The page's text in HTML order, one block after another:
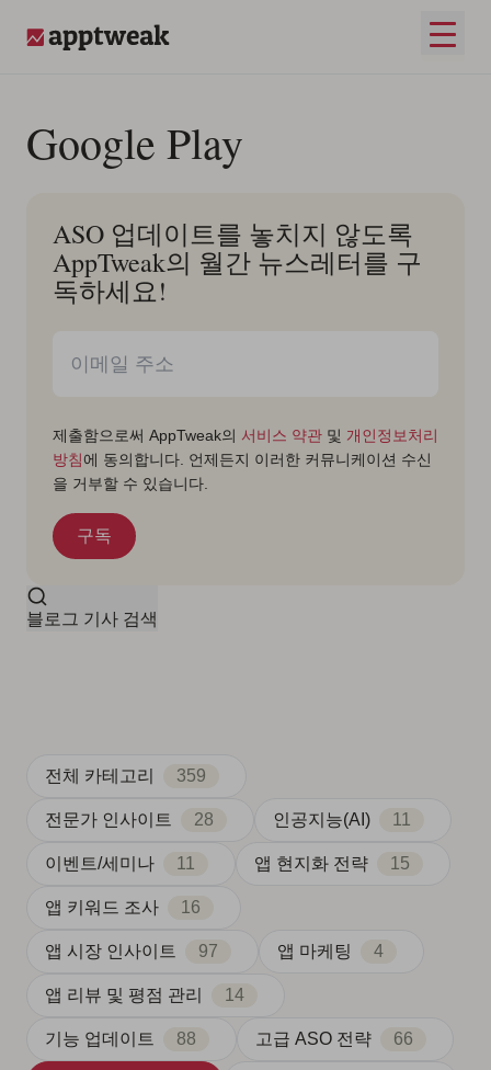
메인
Google Play
ASO 업데이트를 놓치지 않도록
AppTweak의 월간 뉴스레터를 구
독하세요!
제출함으로써 AppTweak의 서비스 약관 및 개인정보처리
방침에 동의합니다. 언제든지 이러한 커뮤니케이션 수신
을 거부할 수 있습니다.
블로그 기사 검색
전체 카테고리 359
전문가 인사이트 28 인공지능(AI) 11
이벤트/세미나 11 앱 현지화 전략 15
앱 키워드 조사 16
앱 시장 인사이트 97 앱 마케팅 4
앱 리뷰 및 평점 관리 14
기능 업데이트 88 고급 ASO 전략 66